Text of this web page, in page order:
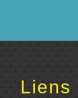
Liens